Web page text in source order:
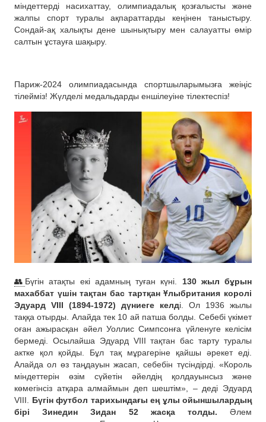
міндеттерді насихаттау, олимпиадалық қозғалысты және
жалпы спорт туралы ақпараттарды кеңінен таныстыру.
Сондай-ақ халықты дене шынықтыру мен салауатты өмір
салтын ұстауға шақыру.
Париж-2024 олимпиадасында спортшыларымызға жеіңіс
тілейміз! Жүлделі медальдарды еншілеуіне тілектеспіз!
👥 Бүгін атақты екі адамның туған күні. 130 жыл бұрын
махаббат үшін тақтан бас тартқан Ұлыбритания королі
Эдуард VIII (1894-1972) дүниеге келді. Ол 1936 жылы
таққа отырды. Алайда тек 10 ай патша болды. Себебі үкімет
оған ажырасқан әйел Уоллис Симпсонға үйленуге келісім
бермеді. Осылайша Эдуард VIII тақтан бас тарту туралы
актке қол қойды. Бұл тақ мұрагеріне қайшы әрекет еді.
Алайда ол өз таңдауын жасап, себебін түсіндірді. «Король
міндеттерін өзім сүйетін әйелдің қолдауынсыз және
көмегінсіз атқара алмаймын деп шештім», – деді Эдуард
VIII. Бүгін футбол тарихындағы ең ұлы ойыншылардың
бірі Зинедин Зидан 52 жасқа толды. Әлем